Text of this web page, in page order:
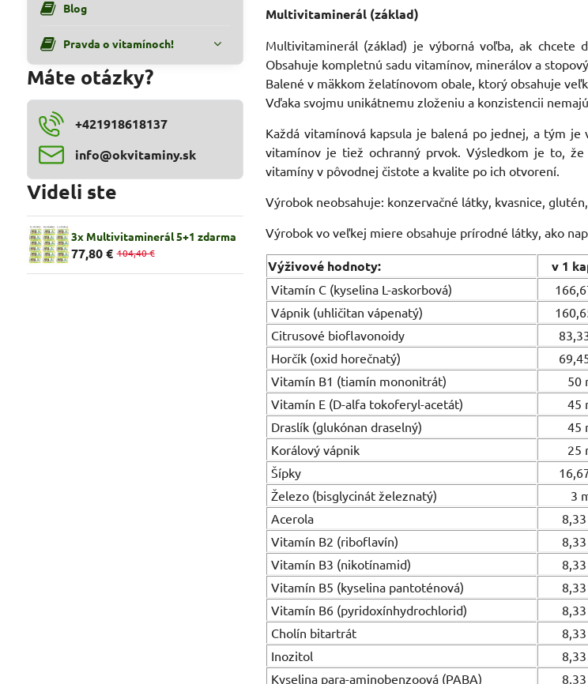
Multivitaminerál (základ)
Multivitaminerál (základ) je výborná voľba, ak chcete
Obsahuje kompletnú sadu vitamínov, minerálov a
Balené v mäkkom želatínovom obale, ktorý obsahuje
Vďaka svojmu unikátnemu zloženiu a konzistencii
Každá vitamínová kapsula je balená po jednej, a tým
vitamínov je tiež ochranný prvok. Výsledkom je to,
vitamíny v pôvodnej čistote a kvalite po ich otvorení.
Výrobok neobsahuje: konzervačné látky, kvasnice,
Výrobok vo veľkej miere obsahuje prírodné látky, ako
Výživové hodnoty: v 1
Vitamín C (kyselina L-askorbová)
Vápnik (uhličitan vápenatý)
Citrusové bioflavonoidy
Horčík (oxid horečnatý)
Vitamín B1 (tiamín mononitrát)
50
Vitamín E (D-alfa tokoferyl-acetát)
45
Draslík (glukónan draselný)
45
Korálový vápnik
25
Šípky
Železo (bisglycinát železnatý)
3
Acerola
Vitamín B2 (riboflavín)
Vitamín B3 (nikotínamid)
Vitamín B5 (kyselina pantoténová)
Vitamín B6 (pyridoxínhydrochlorid)
Cholín bitartrát
Inozitol
Kyselina para-aminobenzoová (PABA)
Blog
Pravda o vitamínoch!
Máte otázky?
+421918618137
info​@okvitaminy​.sk
Videli ste
3x Multivitaminerál 5+1 zdarma
77,80 € 104,40 €